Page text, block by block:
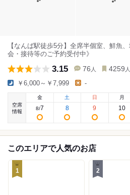
【なんば駅徒歩5分】全席半個室、鮮魚
会・接待等のご予約受付中》
3.15 76 人 4259 人
￥6,000～￥7,999 -
空席
情報
金
8/7
土
8
日
9
月
10
このエリアで人気のお店
1 2